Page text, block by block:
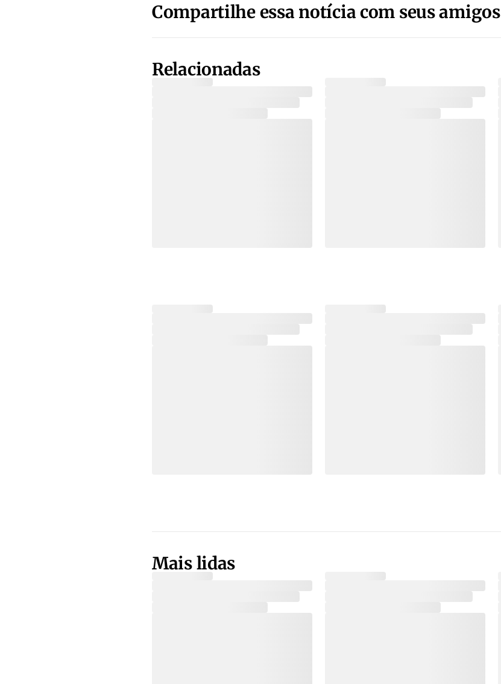
Compartilhe essa notícia com seus amigos
Relacionadas
Mais lidas